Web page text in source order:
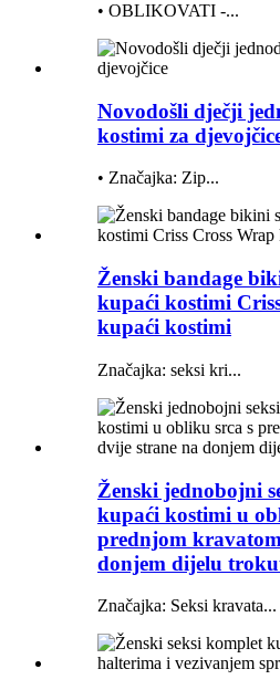
• OBLIKOVATI -...
Novodošli dječji
kostimi za
• Značajka: Zip...
Ženski bandage
kupaći kostimi
kupaći kostimi
Značajka: seksi kri...
Ženski jednobojni
kupaći kostimi u
prednjom
donjem dijelu
Značajka: Seksi kravata...